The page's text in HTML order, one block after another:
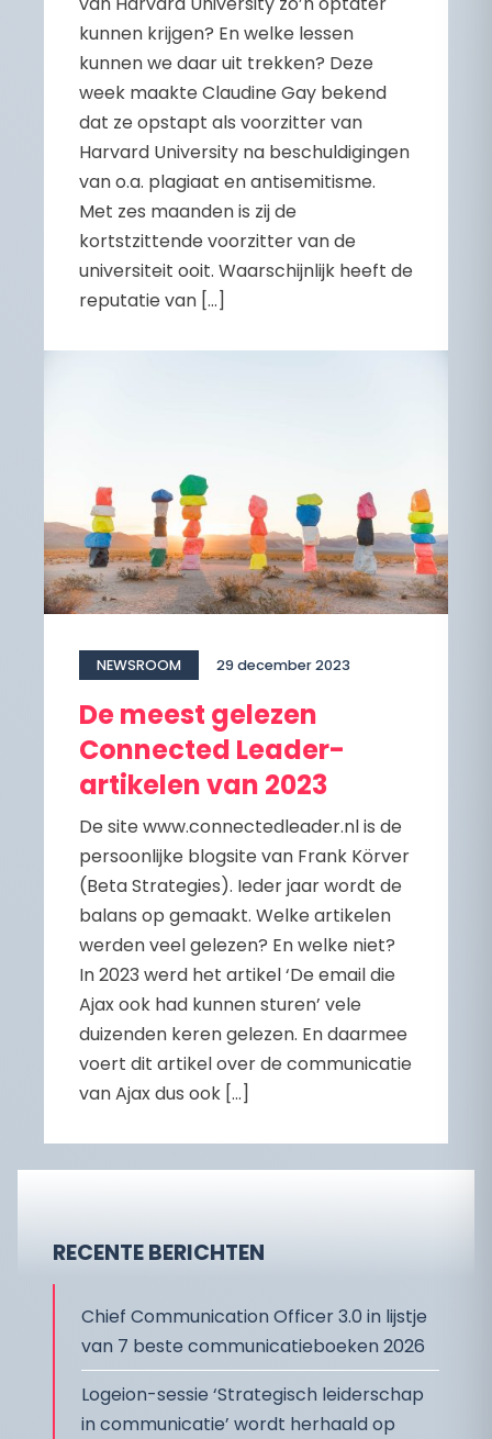
kunnen krijgen? En welke lessen
kunnen we daar uit trekken? Deze
week maakte Claudine Gay bekend
dat ze opstapt als voorzitter van
Harvard University na beschuldigingen
van o.a. plagiaat en antisemitisme.
Met zes maanden is zij de
kortstzittende voorzitter van de
universiteit ooit. Waarschijnlijk heeft de
reputatie van […]
NEWSROOM 29 december 2023
De meest gelezen
Connected Leader-
artikelen van 2023
De site www.connectedleader.nl is de
persoonlijke blogsite van Frank Körver
(Beta Strategies). Ieder jaar wordt de
balans op gemaakt. Welke artikelen
werden veel gelezen? En welke niet?
In 2023 werd het artikel ‘De email die
Ajax ook had kunnen sturen’ vele
duizenden keren gelezen. En daarmee
voert dit artikel over de communicatie
van Ajax dus ook […]
RECENTE BERICHTEN
Chief Communication Officer 3.0 in lijstje
van 7 beste communicatieboeken 2026
Logeion-sessie ‘Strategisch leiderschap
in communicatie’ wordt herhaald op